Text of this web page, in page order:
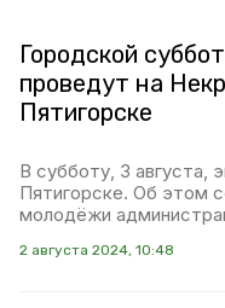
Городской
проведут на
Пятигорске
В субботу, 3 августа,
Пятигорске. Об этом
молодёжи
2 августа 2024, 10:48